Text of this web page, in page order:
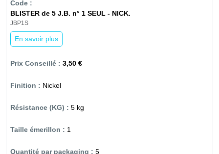
BLISTER de 5 J.B. n° 1 SEUL - NICK.
JBP1S
En savoir plus
3,50 €
Nickel
5 kg
1
5